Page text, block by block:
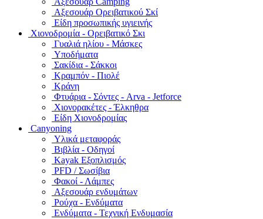
Αξεσουάρ Ορειβατικού Σκί
Είδη προσωπικής υγιεινής
Χιονοδρομία - Ορειβατικό Σκι
Γυαλιά ηλίου - Μάσκες
Υποδήματα
Σακίδια - Σάκκοι
Κραμπόν - Πιολέ
Κράνη
Φτυάρια - Σόντες - Arva - Jetforce
Χιονορακέτες - Έλκηθρα
Είδη Χιονοδρομίας
Canyoning
Υλικά μεταφοράς
Βιβλία - Οδηγοί
Kayak Εξοπλισμός
PFD / Σωσίβια
Φακοί - Λάμπες
Αξεσουάρ ενδυμάτων
Ρούχα - Ενδύματα
Ενδύματα - Τεχνική Ενδυμασία